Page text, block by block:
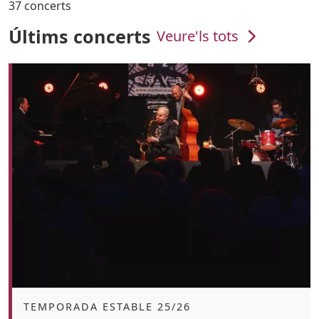
37 concerts
Últims concerts Veure'ls tots
Àmbit
TEMPORADA ESTABLE 25/26